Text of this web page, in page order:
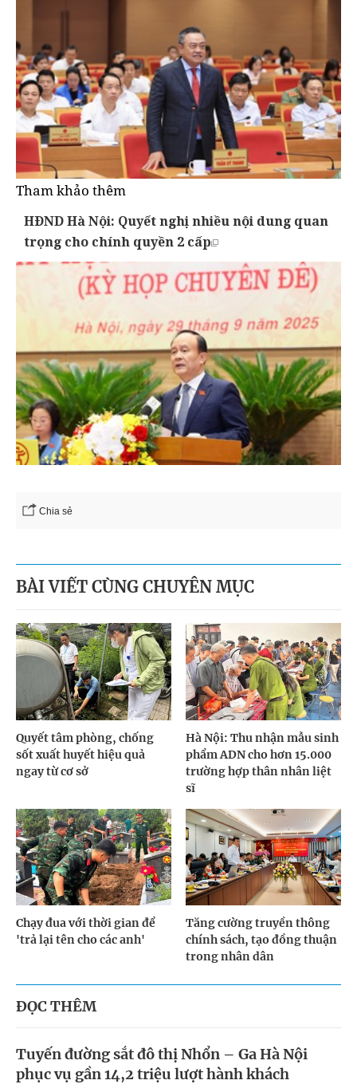
Tham khảo thêm
HĐND Hà Nội: Quyết nghị nhiều nội dung quan
trọng cho chính quyền 2 cấp
Chia sẻ
BÀI VIẾT CÙNG CHUYÊN MỤC
Quyết tâm phòng, chống
sốt xuất huyết hiệu quả
ngay từ cơ sở
Hà Nội: Thu nhận mẫu sinh
phẩm ADN cho hơn 15.000
trường hợp thân nhân liệt
sĩ
Chạy đua với thời gian để
'trả lại tên cho các anh'
Tăng cường truyền thông
chính sách, tạo đồng thuận
trong nhân dân
ĐỌC THÊM
Tuyến đường sắt đô thị Nhổn – Ga Hà Nội
phục vụ gần 14,2 triệu lượt hành khách